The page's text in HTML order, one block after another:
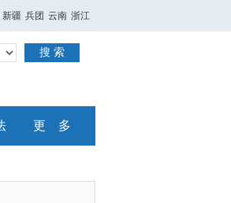
新疆 兵团 云南 浙江
搜 索
更 多